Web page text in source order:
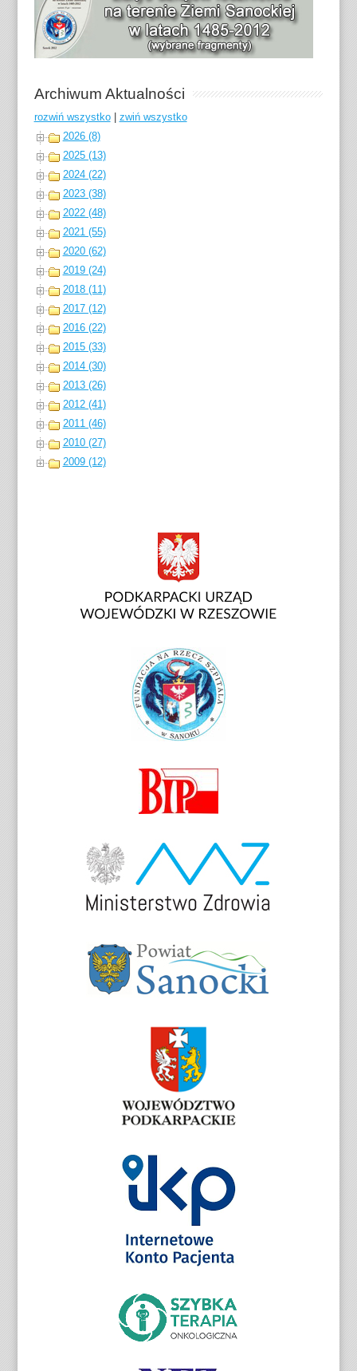
Archiwum Aktualności
rozwiń wszystko| zwiń wszystko
2026 (8)
2025 (13)
2024 (22)
2023 (38)
2022 (48)
2021 (55)
2020 (62)
2019 (24)
2018 (11)
2017 (12)
2016 (22)
2015 (33)
2014 (30)
2013 (26)
2012 (41)
2011 (46)
2010 (27)
2009 (12)